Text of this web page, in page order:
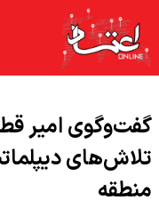
گفت‌وگوی امیر
تلاش‌های
منطقه